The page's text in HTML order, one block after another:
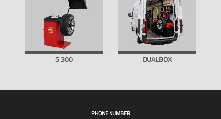
S 300 DUALBOX
PHONE NUMBER